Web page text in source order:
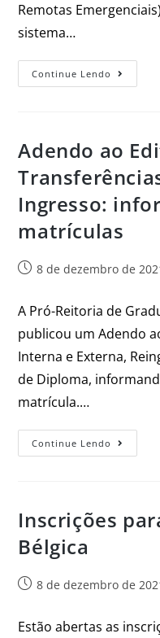
Remotas
sistema…
Continue Lendo
Adendo ao
Ingresso:
matrículas
8 de dezembro de
A Pró-Reitoria de
publicou um Adendo
Interna e Externa,
de Diploma,
matrícula.…
Continue Lendo
Inscrições
Bélgica
8 de dezembro de
Estão abertas as